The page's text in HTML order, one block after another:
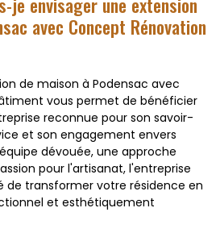
avec Concept Rénovation
de maison à Podensac avec
vous permet de bénéficier
reconnue pour son savoir-
et son engagement envers
dévouée, une approche
pour l'artisanat, l'entreprise
de transformer votre résidence en
et esthétiquement